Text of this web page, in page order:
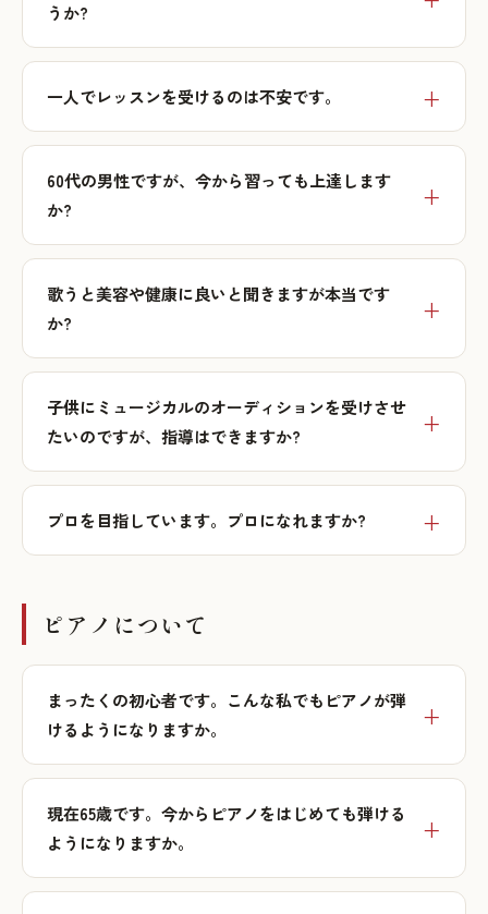
うか?
一人でレッスンを受けるのは不安です。
60代の男性ですが、今から習っても上達します
か?
歌うと美容や健康に良いと聞きますが本当です
か?
子供にミュージカルのオーディションを受けさせ
たいのですが、指導はできますか?
プロを目指しています。プロになれますか?
ピアノについて
まったくの初心者です。こんな私でもピアノが弾
けるようになりますか。
現在65歳です。今からピアノをはじめても弾ける
ようになりますか。